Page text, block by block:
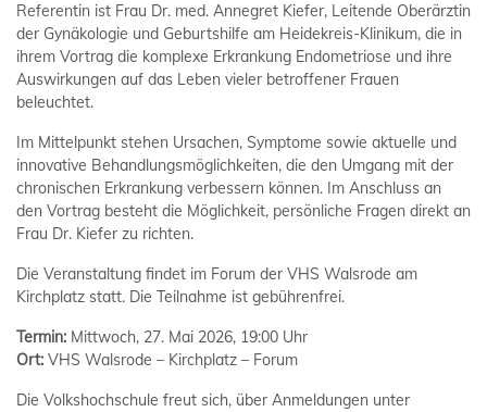
Referentin ist Frau Dr. med. Annegret Kiefer, Leitende Oberärztin
der Gynäkologie und Geburtshilfe am Heidekreis-Klinikum, die in
ihrem Vortrag die komplexe Erkrankung Endometriose und ihre
Auswirkungen auf das Leben vieler betroffener Frauen
beleuchtet.
Im Mittelpunkt stehen Ursachen, Symptome sowie aktuelle und
innovative Behandlungsmöglichkeiten, die den Umgang mit der
chronischen Erkrankung verbessern können. Im Anschluss an
den Vortrag besteht die Möglichkeit, persönliche Fragen direkt an
Frau Dr. Kiefer zu richten.
Die Veranstaltung findet im Forum der VHS Walsrode am
Kirchplatz statt. Die Teilnahme ist gebührenfrei.
Termin: Mittwoch, 27. Mai 2026, 19:00 Uhr
Ort: VHS Walsrode – Kirchplatz – Forum
Die Volkshochschule freut sich, über Anmeldungen unter